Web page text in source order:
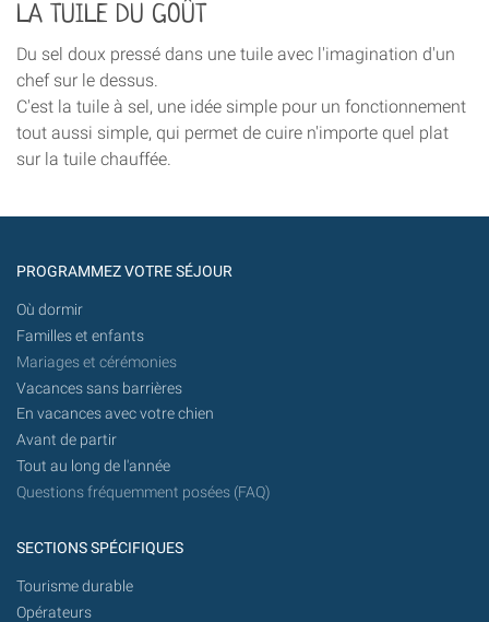
LA TUILE DU GOÛT
Du sel doux pressé dans une tuile avec l'imagination d'un
chef sur le dessus.
C'est la tuile à sel, une idée simple pour un fonctionnement
tout aussi simple, qui permet de cuire n'importe quel plat
sur la tuile chauffée.
PROGRAMMEZ VOTRE SÉJOUR
Où dormir
Familles et enfants
Mariages et cérémonies
Vacances sans barrières
En vacances avec votre chien
Avant de partir
Tout au long de l'année
Questions fréquemment posées (FAQ)
SECTIONS SPÉCIFIQUES
Tourisme durable
Opérateurs